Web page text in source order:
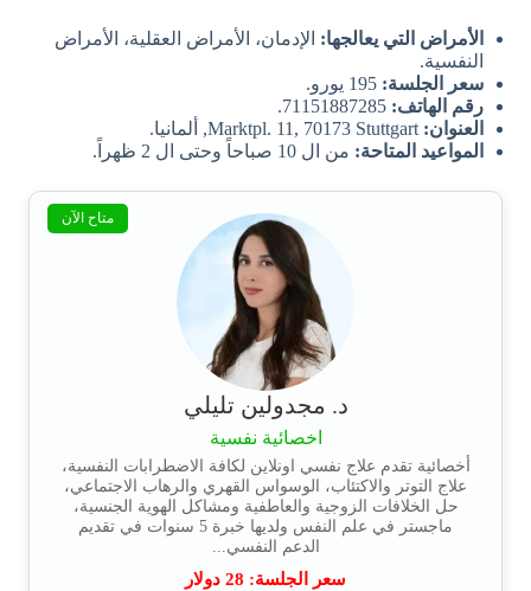
الأمراض التي يعالجها: الإدمان، الأمراض العقلية، الأمراض
النفسية.
سعر الجلسة:
رقم الهاتف:
العنوان:
المواعيد المتاحة: من ال 10 صباحاً وحتى ال 2 ظهراً.
متاح الآن
د. مجدولين تليلي
اخصائية نفسية
أخصائية تقدم علاج نفسي اونلاين لكافة الاضطرابات النفسية،
علاج التوتر والاكتئاب، الوسواس القهري والرهاب الاجتماعي،
حل الخلافات الزوجية والعاطفية ومشاكل الهوية الجنسية،
ماجستر في علم النفس ولديها خبرة 5 سنوات في تقديم
الدعم النفسي...
سعر الجلسة: 28 دولار